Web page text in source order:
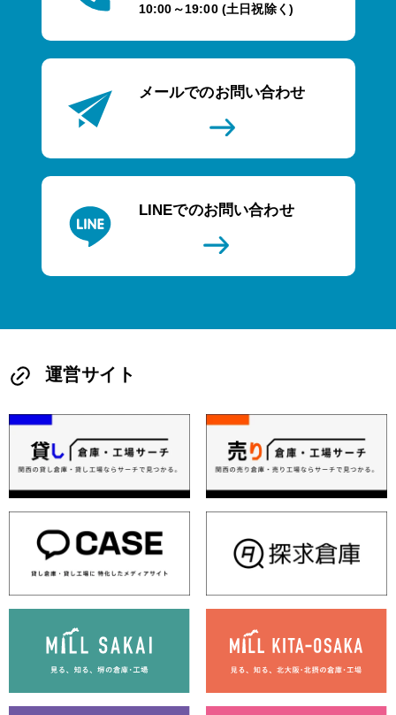
10:00～19:00 (土日祝除く)
メールでのお問い合わせ
LINEでのお問い合わせ
運営サイト